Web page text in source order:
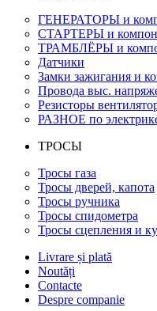
ГЕНЕРАТОРЫ и
СТАРТЕРЫ и
ТРАМБЛЁРЫ и
Датчики
Замки зажигания и
Провода выс.
Резисторы
РАЗНОЕ по
ТРОСЫ
Тросы газа
Тросы дверей, капота
Тросы ручника
Тросы спидометра
Тросы сцепления и
Livrare și plată
Noutăți
Contacte
Despre companie